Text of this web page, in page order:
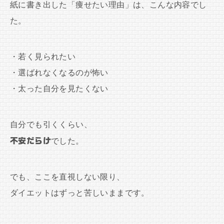
紙に書き出した「痩せたい理由」は、こんな内容でし
た。
・若く見られたい
・選ばれなくなるのが怖い
・太った自分を見たくない
自分でも引くくらい、
不安だらけでした。
でも、ここを直視しない限り、
ダイエットはずっと苦しいままです。